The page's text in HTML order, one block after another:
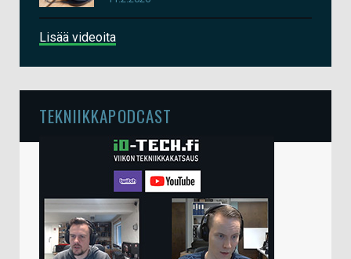
Lisää videoita
TEKNIIKKAPODCAST